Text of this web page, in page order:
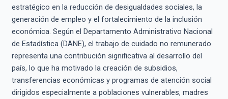
estratégico en la reducción de desigualdades sociales, la
generación de empleo y el fortalecimiento de la inclusión
económica. Según el Departamento Administrativo Nacional
de Estadística (DANE), el trabajo de cuidado no remunerado
representa una contribución significativa al desarrollo del
país, lo que ha motivado la creación de subsidios,
transferencias económicas y programas de atención social
dirigidos especialmente a poblaciones vulnerables, madres